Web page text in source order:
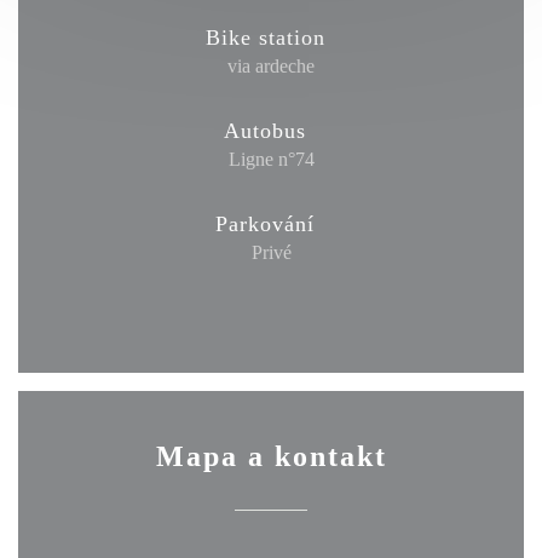
Bike station
via ardeche
Autobus
Ligne n°74
Parkování
Privé
Mapa a kontakt